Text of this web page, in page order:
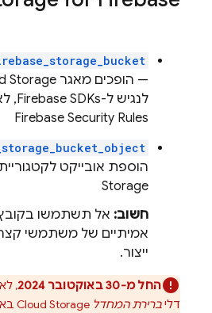
— הופכים מאגר Storage
לנגיש ל-Firebase SDKs, לאימות ול-
Firebase Security Rules
הוספת אובייקט
Storage
חשוב: אל תשתמשו בקובץ
אמיתיים של משתמשי קצה
ייצור.
החל מ-30 באוקטובר 2024
,
דליברירת המחדל Cloud Storage